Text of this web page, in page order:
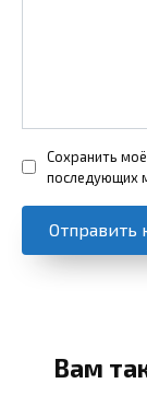
Сохранить
последующих
Вам